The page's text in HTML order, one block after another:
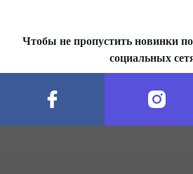
Чтобы не пропустить новинки
социальных